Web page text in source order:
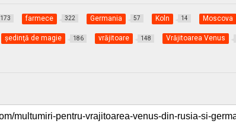
173 farmece 322 Germania 57 Koln 14 Moscova
şedinţă de magie 186 vrăjitoare 148 Vrăjitoarea Venus